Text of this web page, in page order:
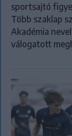
sportsajtó
Több szaklap
Akadémia
válogatott